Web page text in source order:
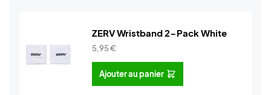
ZERV Wristband 2-Pack White
5,95€
Ajouter au panier